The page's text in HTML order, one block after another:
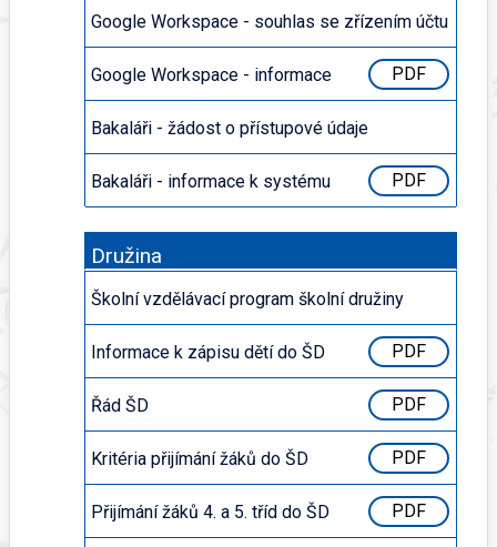
PDF
Google Workspace - souhlas se zřízením účtu
PDF
Google Workspace - informace PDF
Bakaláři - žádost o přístupové údaje
PDF
Bakaláři - informace k systému PDF
Družina
Školní vzdělávací program školní družiny
PDF
Informace k zápisu dětí do ŠD PDF
Řád ŠD PDF
Kritéria přijímání žáků do ŠD PDF
Přijímání žáků 4. a 5. tříd do ŠD PDF